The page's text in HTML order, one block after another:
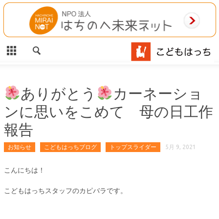
CLOSE
HOME
施設案内
相談事業
MAP
ありがとう
カーネーショ
ンに思いをこめて 母の日工作
報告
お知らせ こどもはっちブログ トップスライダー 5月 9, 2021
こんにちは！
こどもはっちスタッフのカピバラです。